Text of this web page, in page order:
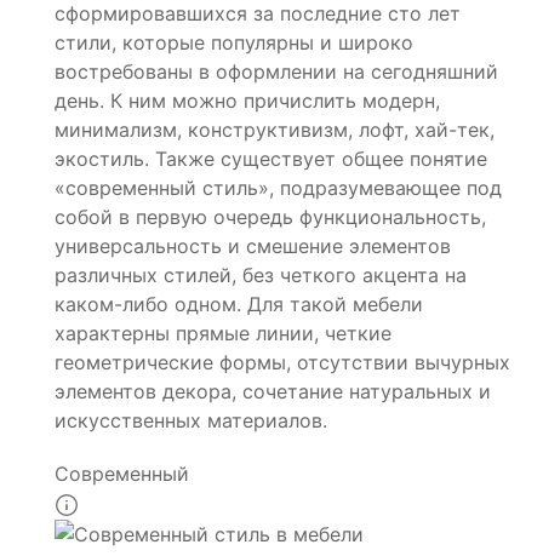
сформировавшихся за последние сто лет
стили, которые популярны и широко
востребованы в оформлении на сегодняшний
день. К ним можно причислить модерн,
минимализм, конструктивизм, лофт, хай-тек,
экостиль. Также существует общее понятие
«современный стиль», подразумевающее под
собой в первую очередь функциональность,
универсальность и смешение элементов
различных стилей, без четкого акцента на
каком-либо одном. Для такой мебели
характерны прямые линии, четкие
геометрические формы, отсутствии вычурных
элементов декора, сочетание натуральных и
искусственных материалов.
Современный